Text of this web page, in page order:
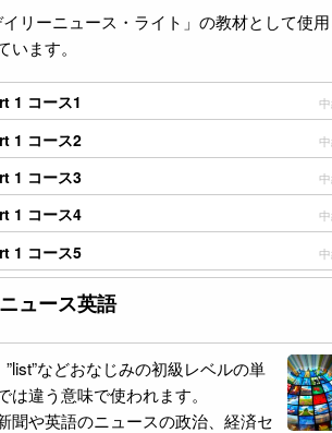
リーニュース・ライト」の教材として使
ます。
1 コース1
1 コース2
1 コース3
1 コース4
1 コース5
ュース英語
”list”などおなじみの初級レベルの単
は違う意味で使われます。
聞や英語のニュースの政治、経済セ